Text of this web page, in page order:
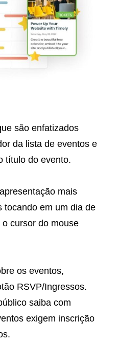
são enfatizados
da lista de eventos e
título do evento.
mais
tocando em um dia de
cursor do mouse
os eventos,
RSVP/Ingressos.
saiba com
exigem inscrição